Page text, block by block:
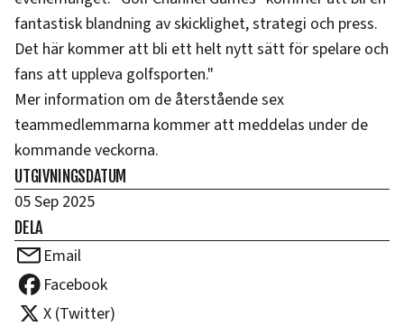
fantastisk blandning av skicklighet, strategi och press.
Det här kommer att bli ett helt nytt sätt för spelare och
fans att uppleva golfsporten."
Mer information om de återstående sex
teammedlemmarna kommer att meddelas under de
kommande veckorna.
UTGIVNINGSDATUM
05 Sep 2025
DELA
Email
Facebook
X (Twitter)